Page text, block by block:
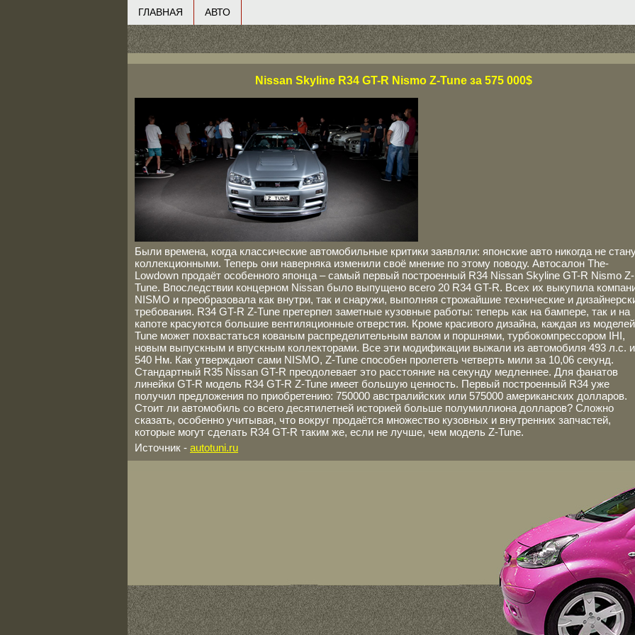
ГЛАВНАЯ АВТО
Nissan Skyline R34 GT-R Nismo Z-Tune за 575 000$
Были времена, когда классические автомобильные критики заявляли: японские авто никогда не
коллекционными. Теперь они наверняка изменили своё мнение по этому поводу. Автосалон The-
Lowdown продаёт особенного японца – самый первый построенный R34 Nissan Skyline GT-R Nismo Z-
Tune. Впоследствии концерном Nissan было выпущено всего 20 R34 GT-R. Всех их выкупила
NISMO и преобразовала как внутри, так и снаружи, выполняя строжайшие технические и
требования. R34 GT-R Z-Tune претерпел заметные кузовные работы: теперь как на бампере, так и на
капоте красуются большие вентиляционные отверстия. Кроме красивого дизайна, каждая из
Tune может похвастаться кованым распределительным валом и поршнями, турбокомпрессором IHI,
новым выпускным и впускным коллекторами. Все эти модификации выжали из автомобиля 493 л.с. и
540 Нм. Как утверждают сами NISMO, Z-Tune способен пролететь четверть мили за 10,06 секунд.
Стандартный R35 Nissan GT-R преодолевает это расстояние на секунду медленнее. Для фанатов
линейки GT-R модель R34 GT-R Z-Tune имеет большую ценность. Первый построенный R34 уже
получил предложения по приобретению: 750000 австралийских или 575000 американских долларов.
Стоит ли автомобиль со всего десятилетней историей больше полумиллиона долларов? Сложно
сказать, особенно учитывая, что вокруг продаётся множество кузовных и внутренних запчастей,
которые могут сделать R34 GT-R таким же, если не лучше, чем модель Z-Tune.
Источник - autotuni.ru